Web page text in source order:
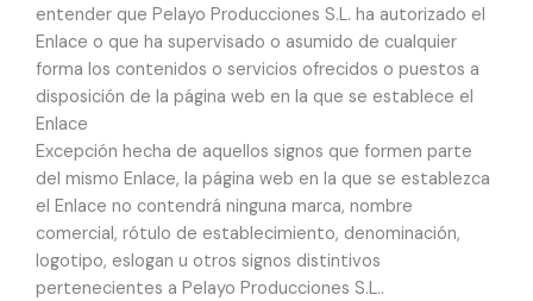
entender que Pelayo Producciones S.L. ha autorizado el
Enlace o que ha supervisado o asumido de cualquier
forma los contenidos o servicios ofrecidos o puestos a
disposición de la página web en la que se establece el
Enlace
Excepción hecha de aquellos signos que formen parte
del mismo Enlace, la página web en la que se establezca
el Enlace no contendrá ninguna marca, nombre
comercial, rótulo de establecimiento, denominación,
logotipo, eslogan u otros signos distintivos
pertenecientes a Pelayo Producciones S.L..